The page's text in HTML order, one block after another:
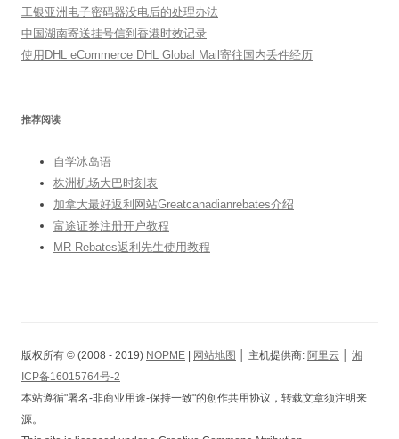
工银亚洲电子密码器没电后的处理办法
中国湖南寄送挂号信到香港时效记录
使用DHL eCommerce DHL Global Mail寄往国内丢件经历
推荐阅读
自学冰岛语
株洲机场大巴时刻表
加拿大最好返利网站Greatcanadianrebates介绍
富途证券注册开户教程
MR Rebates返利先生使用教程
版权所有 © (2008 - 2019) NOPME 网站地图 │ 主机提供商: 阿里云
湘
ICP备16015764号-2
本站遵循"署名-非商业用途-保持一致"的创作共用协议，转载文章须注明来
源。